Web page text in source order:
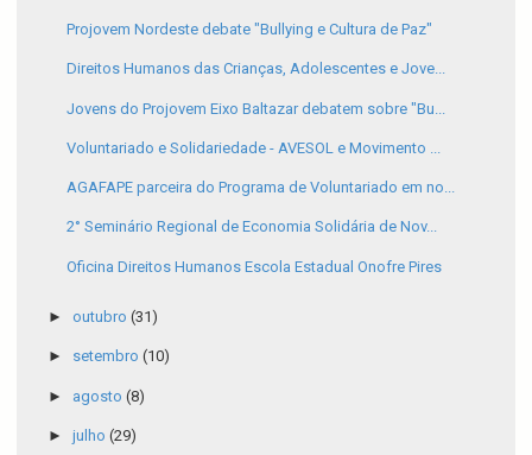
Projovem Nordeste debate "Bullying e Cultura de Paz"
Direitos Humanos das Crianças, Adolescentes e Jove...
Jovens do Projovem Eixo Baltazar debatem sobre "Bu...
Voluntariado e Solidariedade - AVESOL e Movimento ...
AGAFAPE parceira do Programa de Voluntariado em no...
2° Seminário Regional de Economia Solidária de Nov...
Oficina Direitos Humanos Escola Estadual Onofre Pires
► outubro (31)
► setembro (10)
► agosto (8)
► julho (29)